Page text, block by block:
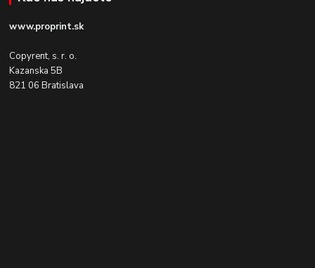
www.proprint.sk
Copyrent, s. r. o.
Kazanska 5B
821 06 Bratislava